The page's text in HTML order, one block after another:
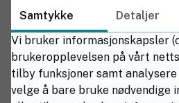
Samtykke Detaljer
Vi bruker informasjonskapsler
brukeropplevelsen på vårt
tilby funksjoner samt
velge å bare bruke nødvendige